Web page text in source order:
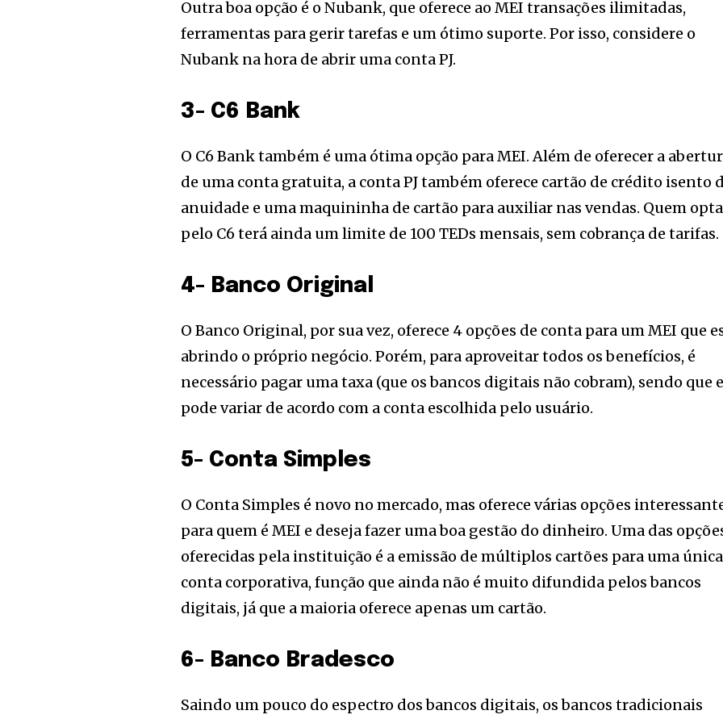
Outra boa opção é o Nubank, que oferece ao MEI transações ilimitadas,
ferramentas para gerir tarefas e um ótimo suporte. Por isso, considere o
Nubank na hora de abrir uma conta PJ.
3- C6 Bank
O C6 Bank também é uma ótima opção para MEI. Além de oferecer a
de uma conta gratuita, a conta PJ também oferece cartão de crédito isento
anuidade e uma maquininha de cartão para auxiliar nas vendas. Quem
pelo C6 terá ainda um limite de 100 TEDs mensais, sem cobrança de tarifas.
4- Banco Original
O Banco Original, por sua vez, oferece 4 opções de conta para um MEI que
abrindo o próprio negócio. Porém, para aproveitar todos os benefícios, é
necessário pagar uma taxa (que os bancos digitais não cobram), sendo que
pode variar de acordo com a conta escolhida pelo usuário.
5- Conta Simples
O Conta Simples é novo no mercado, mas oferece várias opções
para quem é MEI e deseja fazer uma boa gestão do dinheiro. Uma das
oferecidas pela instituição é a emissão de múltiplos cartões para uma única
conta corporativa, função que ainda não é muito difundida pelos bancos
digitais, já que a maioria oferece apenas um cartão.
6- Banco Bradesco
Saindo um pouco do espectro dos bancos digitais, os bancos tradicionais